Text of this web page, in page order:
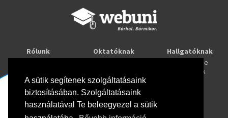
A sütik segítenek szolgáltatásaink
biztosításában. Szolgáltatásaink
használatával Te beleegyezel a sütik
Rólunk
Oktatóknak
Webuni Stúdió
Hallgatóknak
Tanulj online
Képzések
Info
Adatkezelési tájékoztató
ÁSZF